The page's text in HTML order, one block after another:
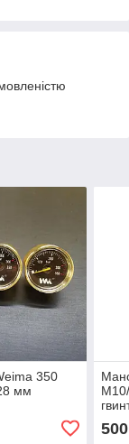
350
мм
500